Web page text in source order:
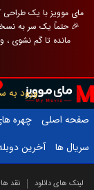
مای موویز با یک طراحی
🎉 حتماً یک سر به
مانده تا گم نشوی ،
ورود به
صفحه اصلی
چهره
سریال ها
آخرین
لینک های دانلود نقد